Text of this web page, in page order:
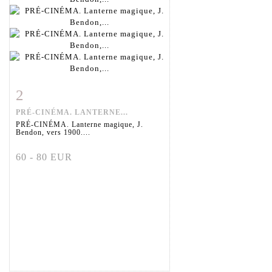
2
PRÉ-CINÉMA. LANTERNE...
PRÉ-CINÉMA. Lanterne magique, J.
Bendon, vers 1900....
60 - 80 EUR